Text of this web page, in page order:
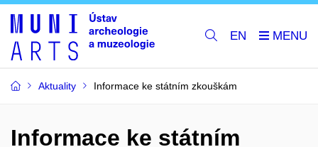
EN
Aktuality Informace ke státním zkouškám
Informace ke státním